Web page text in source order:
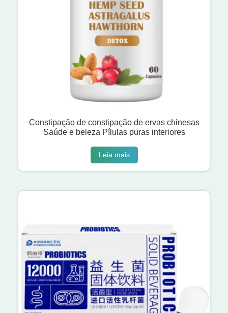
Constipação de constipação de ervas chinesas
Saúde e beleza Pílulas puras interiores
Leia mais